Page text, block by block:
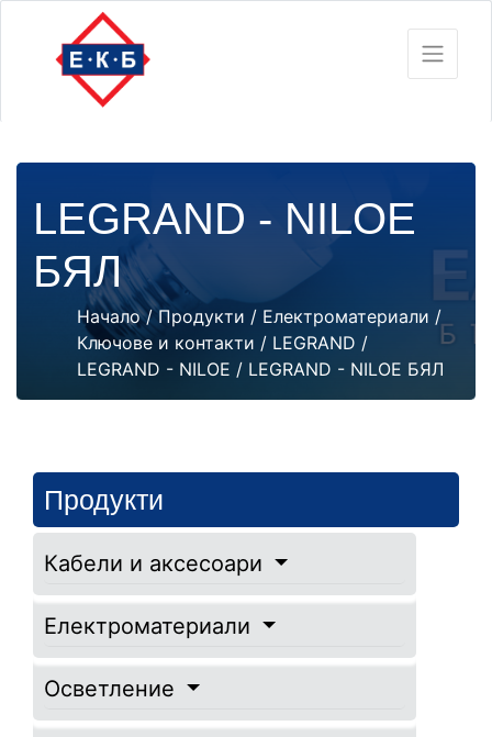
LEGRAND - NILOE
БЯЛ
Начало/Продукти / Електроматериали /
Ключове и контакти / LEGRAND /
LEGRAND - NILOE / LEGRAND - NILOE БЯЛ
Продукти
Кабели и аксесоари
Електроматериали
Осветление